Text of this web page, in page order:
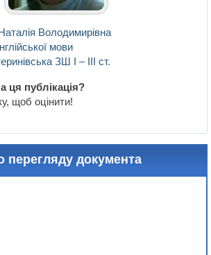
Володимирівна
мови
ЗШ І – ІІІ ст.
ця публікація?
щоб оцінити!
перегляду документа